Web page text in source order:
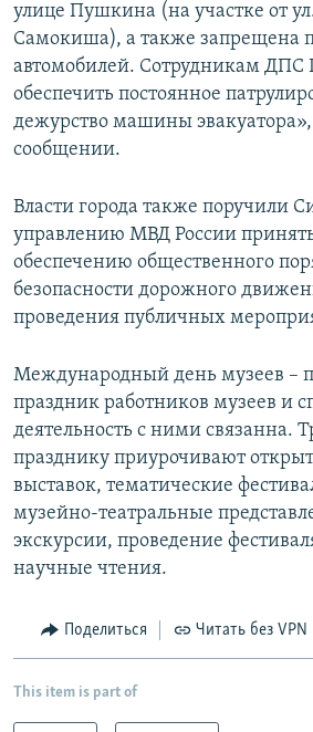
улице Пушкина (на участке от
Самокиша), а также запрещена
автомобилей. Сотрудникам ДПС
обеспечить постоянное
дежурство машины эвакуатора»,
сообщении.
Власти города также поручили
управлению МВД России
обеспечению общественного
безопасности дорожного
проведения публичных
Международный день музеев –
праздник работников музеев и
деятельность с ними связанна.
празднику приурочивают
выставок, тематические
музейно-театральные
экскурсии, проведение
научные чтения.
Поделиться Читать без VPN
This item is part of